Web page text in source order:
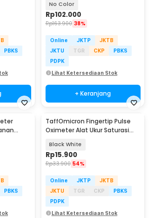
PBKS
No Color
Rp102.000
Rp163.900 38%
Online JKTP
JKTB
JKTU
TGR CKP
PBKS
PDPK
Lihat Ketersediaan Stok
+ Keranjang
PBKS
TaffOmicron Fingertip Pulse
Oximeter Alat Ukur Saturasi
Black White
Rp15.900
Rp33.900 54%
Online JKTP
JKTB
JKTU
TGR CKP
PBKS
PDPK
Lihat Ketersediaan Stok